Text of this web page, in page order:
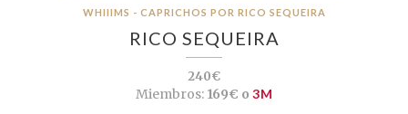
WHIIIMS - CAPRICHOS POR RICO SEQUEIRA
RICO SEQUEIRA
240€
Miembros:169€ o 3M